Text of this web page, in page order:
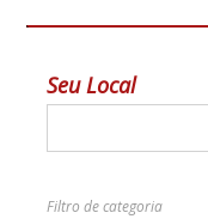
Seu Local
Filtro de categoria